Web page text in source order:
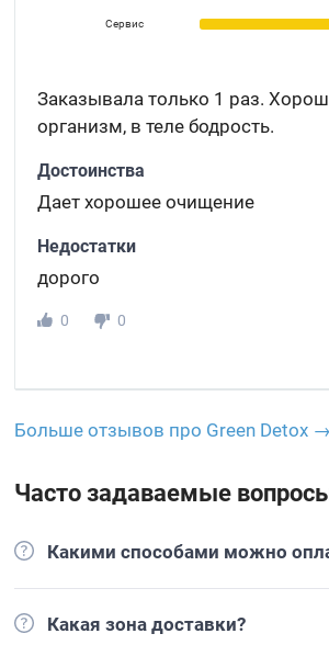
Сервис
Заказывала только 1 раз.
организм, в теле бодрость.
Достоинства
Дает хорошее очищение
Недостатки
дорого
0
0
Больше отзывов про Green Detox →
Часто задаваемые
Какими способами можно
Какая зона доставки?